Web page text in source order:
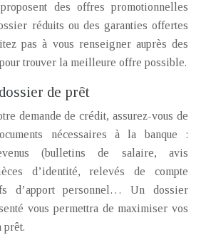
des offres promotionnelles
réduits ou des garanties offertes
pas à vous renseigner auprès des
trouver la meilleure offre possible.
de prêt
demande de crédit, assurez-vous de
nécessaires à la banque :
(bulletins de salaire, avis
d’identité, relevés de compte
d’apport personnel… Un dossier
vous permettra de maximiser vos
prêt.